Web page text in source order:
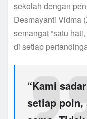
sekolah dengan
Desmayanti Vidma
semangat “satu
di setiap
“Kami
setiap poin,